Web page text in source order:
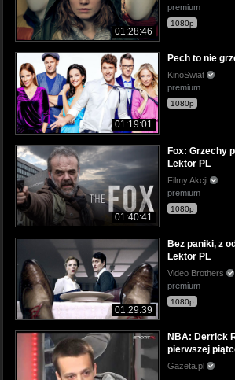
01:28:46
premium
1080p
01:19:01
Pech to nie
KinoSwiat
premium
1080p
01:40:41
Fox: Grzechy
Lektor PL
Filmy Akcji
premium
1080p
01:29:39
Bez paniki, z
Lektor PL
Video Brothers
premium
1080p
NBA: Derrick
pierwszej
Gazeta.pl